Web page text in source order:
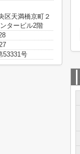
区天満橋京町２
タービル2階
53331号